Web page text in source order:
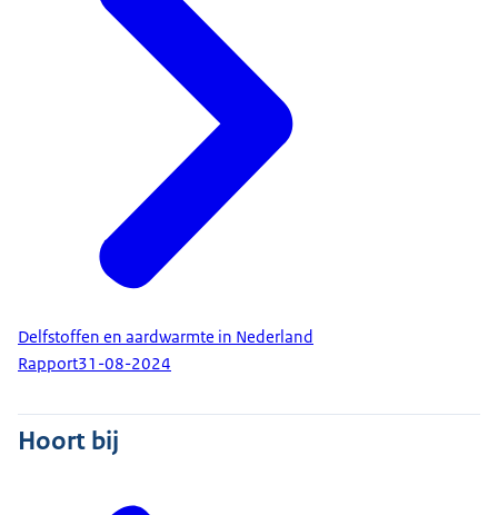
Delfstoffen en aardwarmte in Nederland
Rapport31-08-2024
Hoort bij